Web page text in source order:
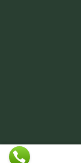
© 2026